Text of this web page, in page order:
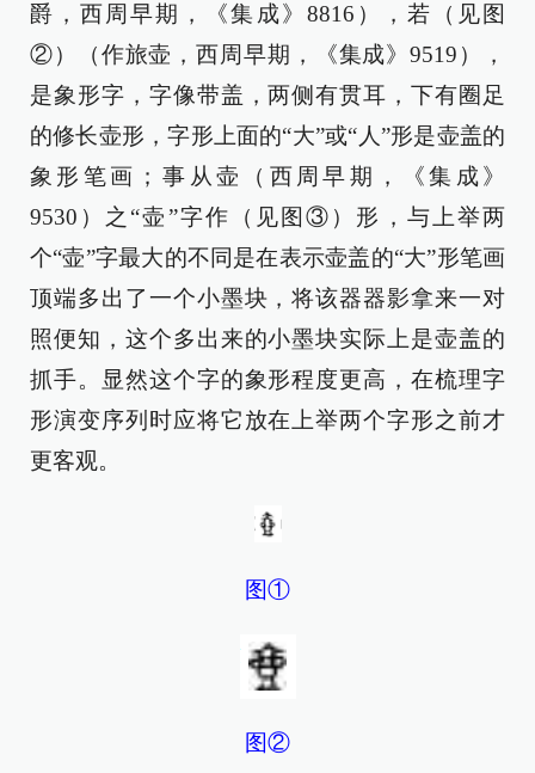
爵，西周早期，《集成》8816），若（见图
②）（作旅壶，西周早期，《集成》9519），
是象形字，字像带盖，两侧有贯耳，下有圈足
的修长壶形，字形上面的“大”或“人”形是壶盖的
象形笔画；事从壶（西周早期，《集成》
9530）之“壶”字作（见图③）形，与上举两
个“壶”字最大的不同是在表示壶盖的“大”形笔画
顶端多出了一个小墨块，将该器器影拿来一对
照便知，这个多出来的小墨块实际上是壶盖的
抓手。显然这个字的象形程度更高，在梳理字
形演变序列时应将它放在上举两个字形之前才
更客观。
图①
图②